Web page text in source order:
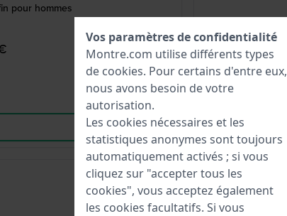
pour hommes
-50%
Vos paramètres de confidentialité
Montre.com utilise différents types
de cookies. Pour certains d'entre eux,
nous avons besoin de votre
autorisation.
Les cookies nécessaires et les
statistiques anonymes sont toujours
automatiquement activés ; si vous
cliquez sur "accepter tous les
cookies", vous acceptez également
les cookies facultatifs. Si vous